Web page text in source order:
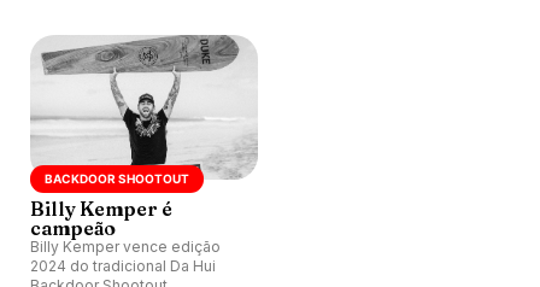
BACKDOOR SHOOTOUT
Billy Kemper é
campeão
Billy Kemper vence edição
2024 do tradicional Da Hui